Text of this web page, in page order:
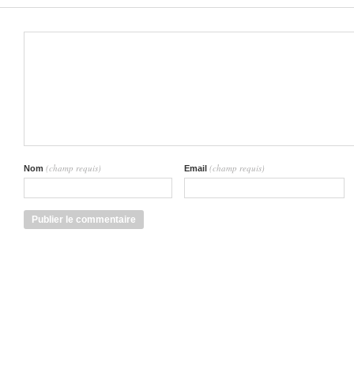
Nom (champ requis) Email (champ requis)